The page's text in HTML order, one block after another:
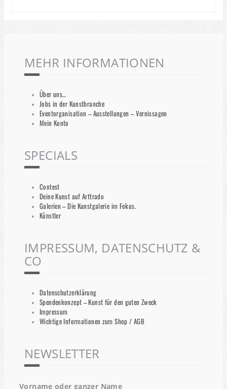
MEHR INFORMATIONEN
Über uns…
Jobs in der Kunstbranche
Eventorganisation – Ausstellungen – Vernissagen
Mein Konto
SPECIALS
Contest
Deine Kunst auf Arttrado
Galerien – Die Kunstgalerie im Fokus.
Künstler
IMPRESSUM, DATENSCHUTZ &
CO
Datenschutzerklärung
Spendenkonzept – Kunst für den guten Zweck
Impressum
Wichtige Informationen zum Shop / AGB
NEWSLETTER
Vorname oder ganzer Name